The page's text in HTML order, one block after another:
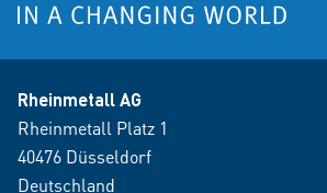
Rheinmetall AG
Rheinmetall Platz 1
40476 Düsseldorf
Deutschland